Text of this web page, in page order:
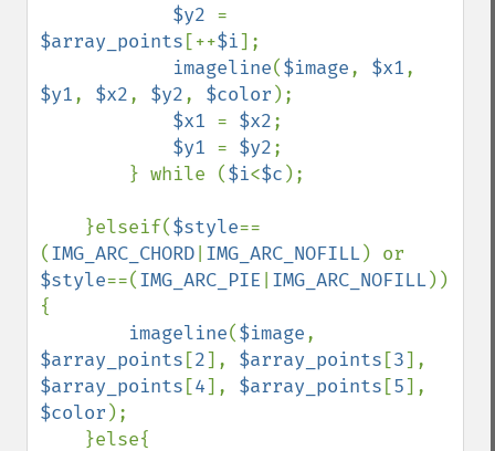
$y2
$array_points [++$i];
imageline($image, $x1
$y1, $x2, $y2, $color );
$x1 = $x2;
$y1 = $y2;
        } while (
$i<$c );
    }elseif(
$style==
(IMG_ARC_CHORD IMG_ARC_NOFILL
$style==(IMG_ARC_PIE IMG_ARC_NOFILL))
{
imageline($image
$array_points [2], $array_points [3
$array_points [4], $array_points [5
$color );